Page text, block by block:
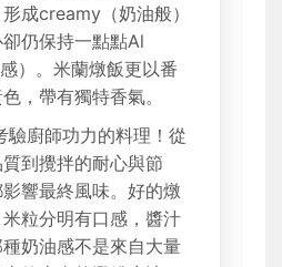
成creamy（奶油般）
仍保持一點點Al
）。米蘭燉飯更以番
，帶有獨特香氣。
驗廚師功力的料理！從
到攪拌的耐心與節
響最終風味。好的燉
粒分明有口感，醬汁
奶油感不是來自大量